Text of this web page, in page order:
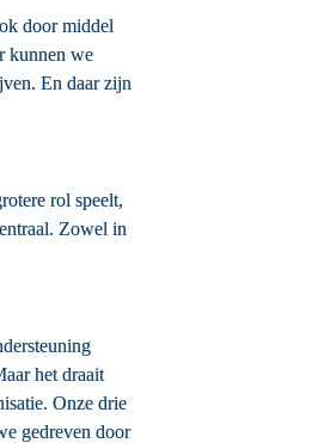
door middel
kunnen we
En daar zijn
rol speelt,
Zowel in
het draait
Onze drie
gedreven door